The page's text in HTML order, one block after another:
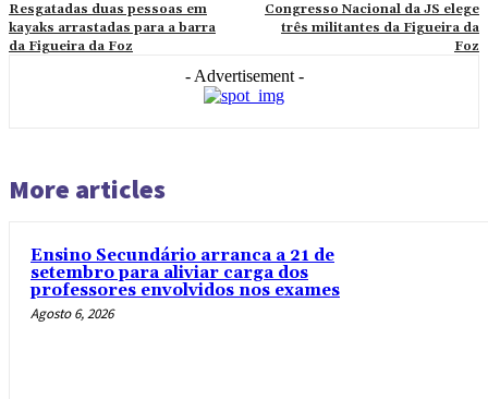
Resgatadas duas pessoas em
kayaks arrastadas para a barra
da Figueira da Foz
Congresso Nacional da JS elege
três militantes da Figueira da
Foz
- Advertisement -
More articles
Ensino Secundário arranca a 21 de
setembro para aliviar carga dos
professores envolvidos nos exames
Agosto 6, 2026